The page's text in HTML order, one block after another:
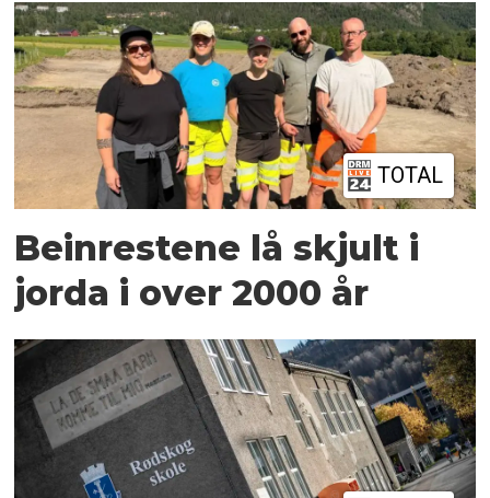
TOTAL
Beinrestene lå skjult i
jorda i over 2000 år